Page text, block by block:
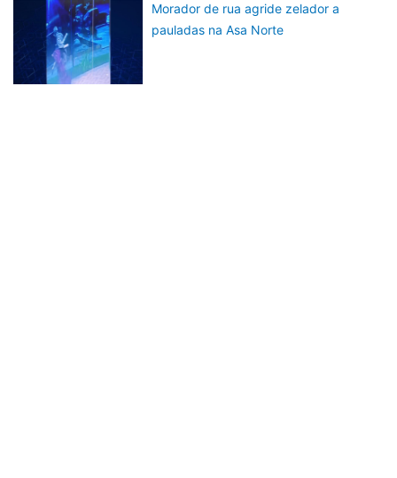
Morador de rua agride zelador a
pauladas na Asa Norte